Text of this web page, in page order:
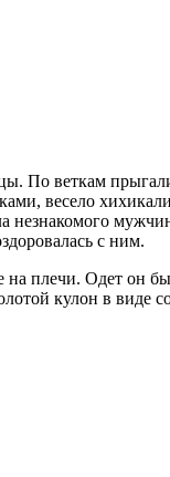
По веткам
весело
незнакомого
с ним.
плечи. Одет он
кулон в виде